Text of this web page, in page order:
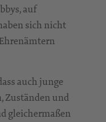
auf
sich nicht
auch junge
Zuständen und
gleichermaßen